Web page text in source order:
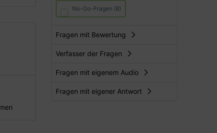
No-Go-Fragen (8)
Fragen mit Bewertung
Verfasser der Fragen
Fragen mit eigenem Audio
Fragen mit eigener Antwort